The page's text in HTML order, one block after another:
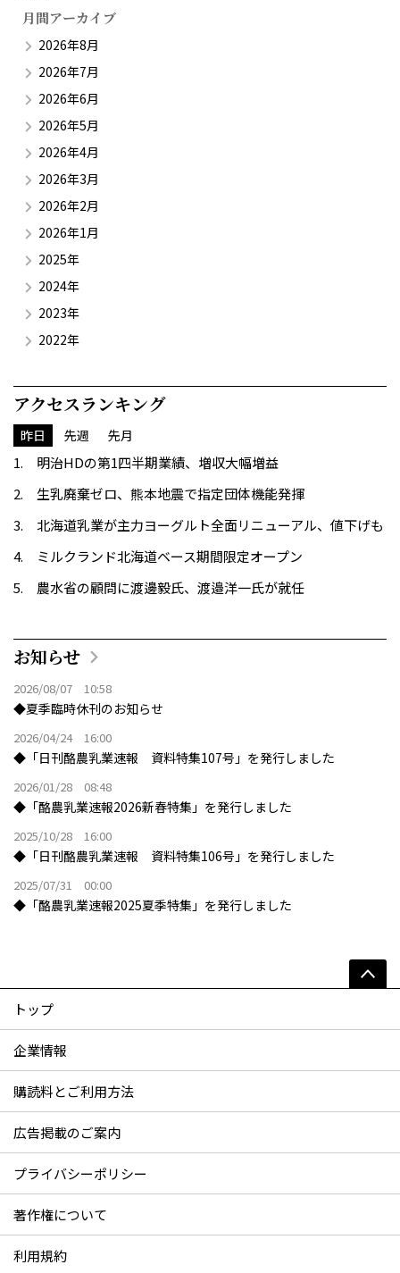
月間アーカイブ
2026年8月
2026年7月
2026年6月
2026年5月
2026年4月
2026年3月
2026年2月
2026年1月
2025年
2024年
2023年
2022年
アクセスランキング
昨日 先週 先月
明治HDの第1四半期業績、増収大幅増益
生乳廃棄ゼロ、熊本地震で指定団体機能発揮
北海道乳業が主力ヨーグルト全面リニューアル、値下げも
ミルクランド北海道ベース期間限定オープン
農水省の顧問に渡邊毅氏、渡邉洋一氏が就任
お知らせ
2026/08/07 10:58
◆夏季臨時休刊のお知らせ
2026/04/24 16:00
◆「日刊酪農乳業速報 資料特集107号」を発行しました
2026/01/28 08:48
◆「酪農乳業速報2026新春特集」を発行しました
2025/10/28 16:00
◆「日刊酪農乳業速報 資料特集106号」を発行しました
2025/07/31 00:00
◆「酪農乳業速報2025夏季特集」を発行しました
トップ
企業情報
購読料とご利用方法
広告掲載のご案内
プライバシーポリシー
著作権について
利用規約